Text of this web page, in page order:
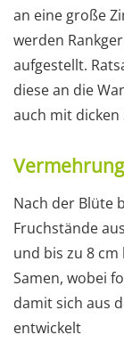
an eine große
werden
aufgestellt.
diese an die
auch mit dicken
Vermehrung
Nach der Blüte
Fruchstände
und bis zu 8
Samen, wobei
damit sich aus
entwickelt